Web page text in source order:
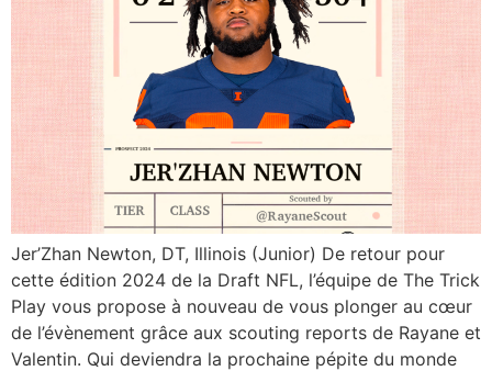
Jer’Zhan Newton, DT, Illinois (Junior) De retour pour
cette édition 2024 de la Draft NFL, l’équipe de The Trick
Play vous propose à nouveau de vous plonger au cœur
de l’évènement grâce aux scouting reports de Rayane et
Valentin. Qui deviendra la prochaine pépite du monde